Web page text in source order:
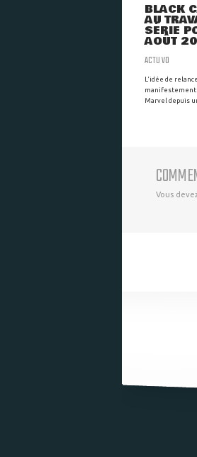
BLACK
AU
SÉRIE
AOÛT
ACTU VO
L'idée de
manifestement
Marvel depuis
Vous